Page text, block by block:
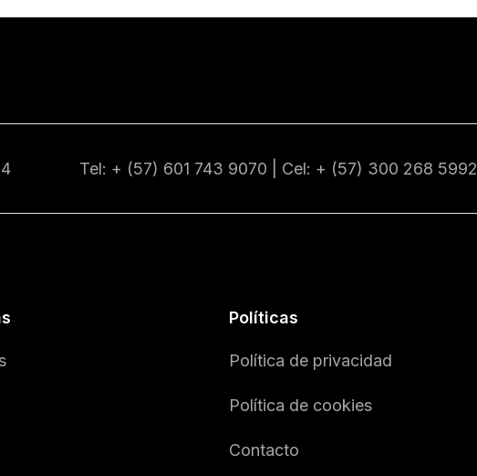
Tel: + (57) 601 743 9070 | Cel: + (57) 300 268 5992
Políticas
Política de privacidad
Política de cookies
Contacto